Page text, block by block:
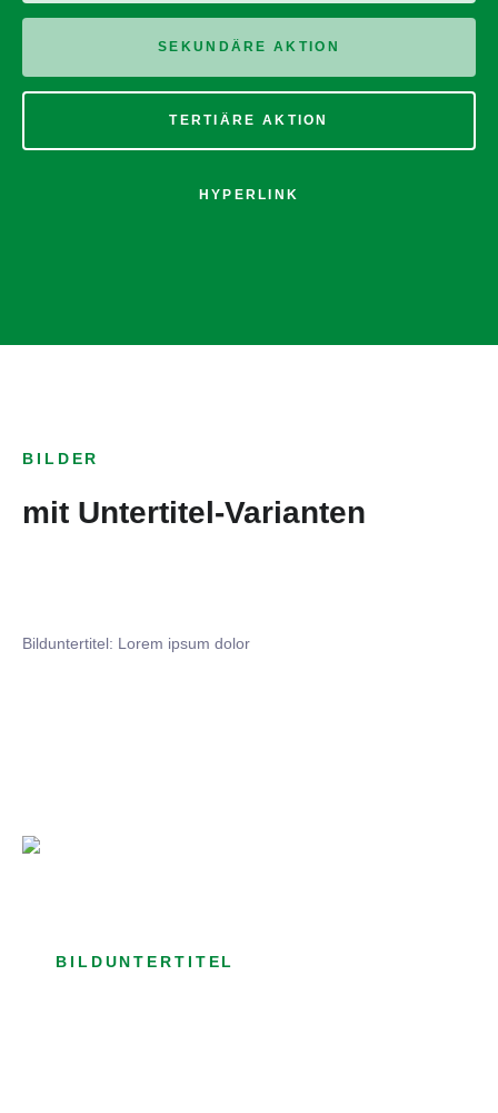
SEKUNDÄRE AKTION
TERTIÄRE AKTION
HYPERLINK
BILDER
mit Untertitel-Varianten
Bilduntertitel: Lorem ipsum dolor
BILDUNTERTITEL